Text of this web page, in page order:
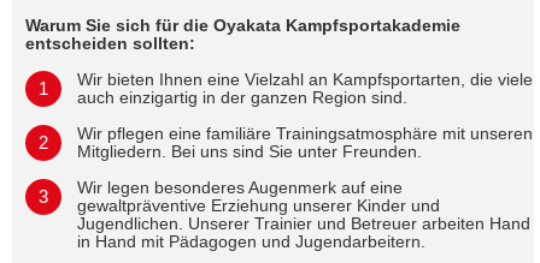
Warum Sie sich für die Oyakata Kampfsportakademie
entscheiden sollten:
Wir bieten Ihnen eine Vielzahl an Kampfsportarten, die viele
auch einzigartig in der ganzen Region sind.
Wir pflegen eine familiäre Trainingsatmosphäre mit unseren
Mitgliedern. Bei uns sind Sie unter Freunden.
Wir legen besonderes Augenmerk auf eine
gewaltpräventive Erziehung unserer Kinder und
Jugendlichen. Unserer Trainier und Betreuer arbeiten Hand
in Hand mit Pädagogen und Jugendarbeitern.